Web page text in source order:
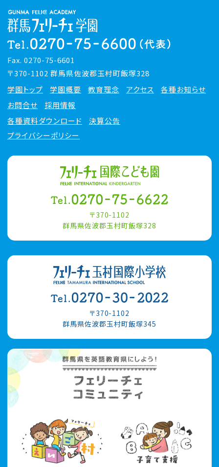
Fax. 0270-75-6601
〒370-1102 群馬県佐波郡玉村町飯塚328
プライバシーポリシー
学園トップ 学園概要 教育理念 アクセス
各種お知らせ
お問合せ
採用情報
各種資料ダウンロード
決算公告
〒370-1102
群馬県佐波郡玉村町飯塚328
〒370-1102
群馬県佐波郡玉村町飯塚345